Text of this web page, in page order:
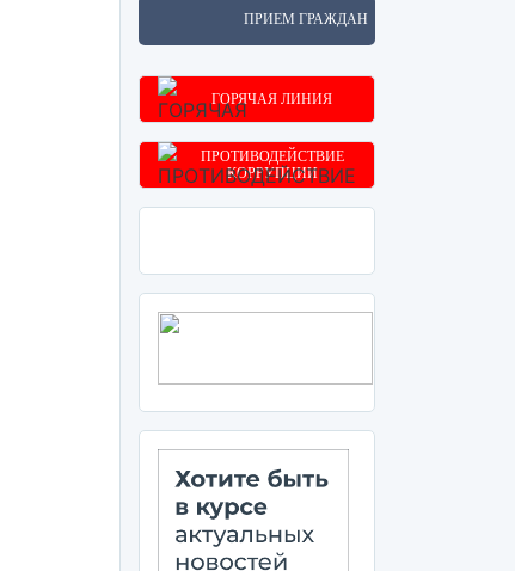
ПРИЕМ ГРАЖДАН
ГОРЯЧАЯ ЛИНИЯ
ПРОТИВОДЕЙСТВИЕ
КОРРУПЦИИ